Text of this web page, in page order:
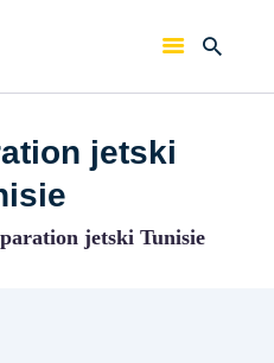
jetski
jetski Tunisie